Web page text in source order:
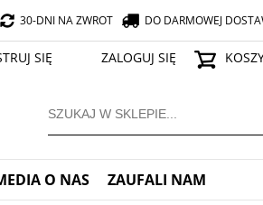
30-DNI NA ZWROT DO DARMOWEJ
SIĘ ZALOGUJ SIĘ
O NAS ZAUFALI NAM